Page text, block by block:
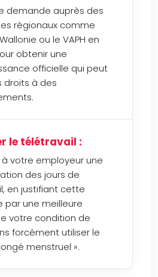
demande auprès des
régionaux comme
ou le VAPH en
obtenir une
officielle qui peut
droits à des
le télétravail :
à votre employeur une
des jours de
en justifiant cette
par une meilleure
votre condition de
forcément utiliser le
menstruel ».